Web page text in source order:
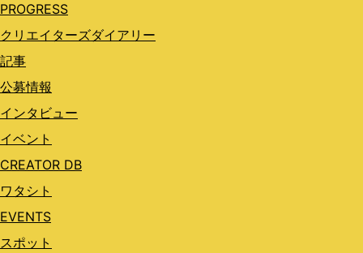
PROGRESS
クリエイターズダイアリー
記事
公募情報
インタビュー
イベント
CREATOR DB
ワタシト
EVENTS
スポット